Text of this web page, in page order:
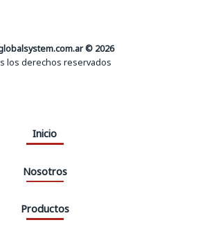
© 2026
los derechos reservados
Inicio
Nosotros
Productos